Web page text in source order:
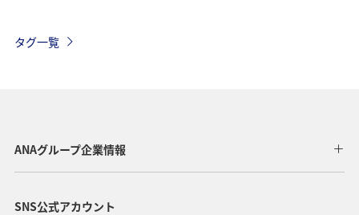
群馬県 春 川 マダイ
タグ一覧
ANAグループ企業情報
SNS公式アカウント